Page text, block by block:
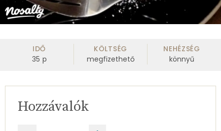
IDŐ
35 p
KÖLTSÉG
megfizethető
NEHÉZSÉG
könnyű
Hozzávalók